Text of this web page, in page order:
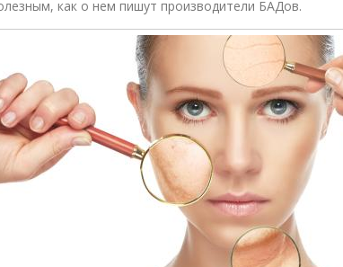
как о нем пишут производители БАДов.